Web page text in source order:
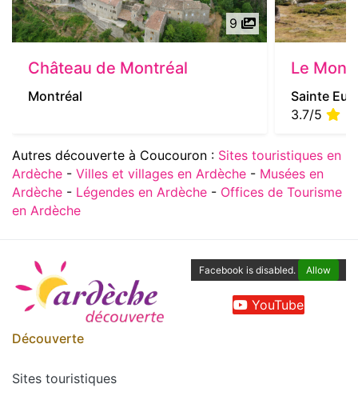
9
Château de Montréal
Montréal
Le Mont
Sainte
3.7/5
|
Autres découverte à Coucouron : Sites touristiques en
Ardèche - Villes et villages en Ardèche - Musées en
Ardèche - Légendes en Ardèche - Offices de Tourisme
en Ardèche
Facebook is disabled. Allow
YouTube
Découverte
Sites touristiques